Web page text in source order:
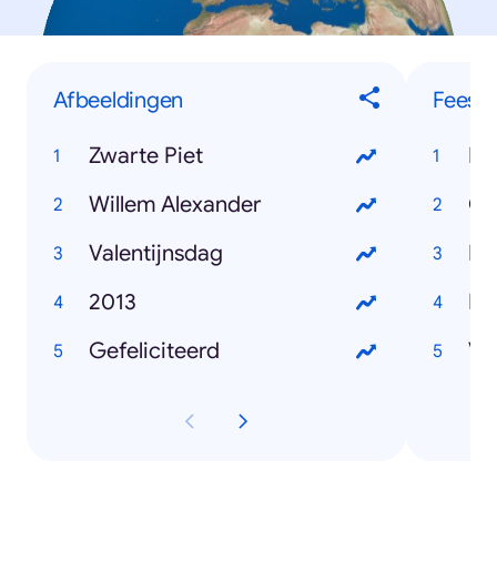
Afbeeldingen
Zwarte Piet
Willem Alexander
Valentijnsdag
2013
Gefeliciteerd